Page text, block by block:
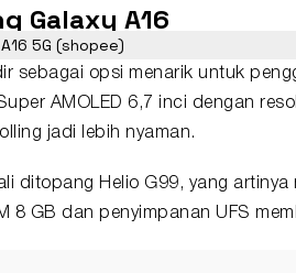
Galaxy A16
5G (shopee)
sebagai opsi menarik untuk
AMOLED 6,7 inci dengan
jadi lebih nyaman.
ditopang Helio G99, yang
8 GB dan penyimpanan UFS